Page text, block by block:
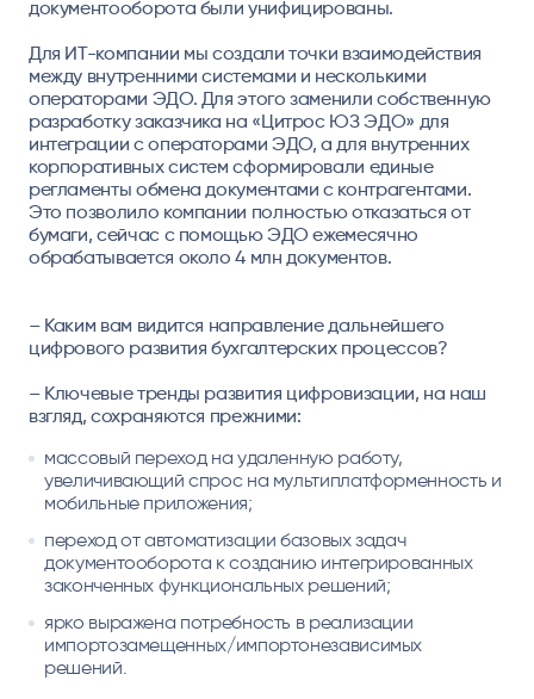
документооборота были унифицированы.
Для ИТ-компании мы создали точки взаимодействия
между внутренними системами и несколькими
операторами ЭДО. Для этого заменили собственную
разработку заказчика на «Цитрос ЮЗ ЭДО» для
интеграции с операторами ЭДО, а для внутренних
корпоративных систем сформировали единые
регламенты обмена документами с контрагентами.
Это позволило компании полностью отказаться от
бумаги, сейчас с помощью ЭДО ежемесячно
обрабатывается около 4 млн документов.
– Каким вам видится направление дальнейшего
цифрового развития бухгалтерских процессов?
– Ключевые тренды развития цифровизации, на наш
взгляд, сохраняются прежними:
массовый переход на удаленную работу,
увеличивающий спрос на мультиплатформенность и
мобильные приложения;
переход от автоматизации базовых задач
документооборота к созданию интегрированных
законченных функциональных решений;
ярко выражена потребность в реализации
импортозамещенных/импортонезависимых
решений.